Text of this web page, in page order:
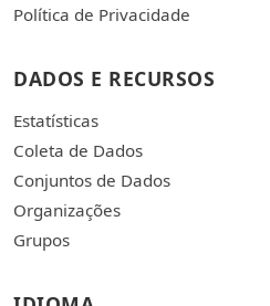
Política de Privacidade
DADOS E RECURSOS
Estatísticas
Coleta de Dados
Conjuntos de Dados
Organizações
Grupos